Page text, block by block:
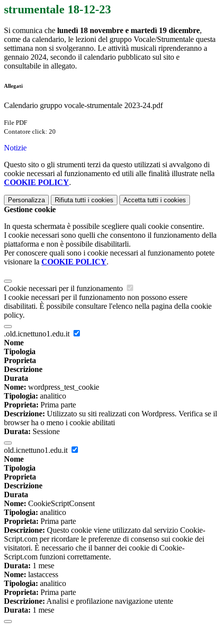
strumentale 18-12-23
Si comunica che lunedì 18 novembre e martedì 19 dicembre,
come da calendario, le lezioni del gruppo Vocale/Strumentale questa
settimana non si svolgeranno. Le attività musicali riprenderanno a
gennaio 2024, secondo il calendario pubblicato sul sito e
consultabile in allegato.
Allegati
Calendario gruppo vocale-strumentale 2023-24.pdf
File PDF
Contatore click: 20
Notizie
Questo sito o gli strumenti terzi da questo utilizzati si avvalgono di
cookie necessari al funzionamento ed utili alle finalità illustrate nella
COOKIE POLICY.
Personalizza Rifiuta tutti i cookies Accetta tutti i cookies
Gestione cookie
In questa schermata è possibile scegliere quali cookie consentire.
I cookie necessari sono quelli che consentono il funzionamento della
piattaforma e non è possibile disabilitarli.
Per conoscere quali sono i cookie necessari al funzionamento potete
visionare la COOKIE POLICY.
Cookie necessari per il funzionamento
I cookie necessari per il funzionamento non possono essere
disabilitati. È possibile consultare l'elenco nella pagina della cookie
policy.
.old.icnettuno1.edu.it
Nome
Tipologia
Proprieta
Descrizione
Durata
Nome: wordpress_test_cookie
Tipologia: analitico
Proprieta: Prima parte
Descrizione: Utilizzato su siti realizzati con Wordpress. Verifica se il
browser ha o meno i cookie abilitati
Durata: Sessione
old.icnettuno1.edu.it
Nome
Tipologia
Proprieta
Descrizione
Durata
Nome: CookieScriptConsent
Tipologia: analitico
Proprieta: Prima parte
Descrizione: Questo cookie viene utilizzato dal servizio Cookie-
Script.com per ricordare le preferenze di consenso sui cookie dei
visitatori. È necessario che il banner dei cookie di Cookie-
Script.com funzioni correttamente.
Durata: 1 mese
Nome: lastaccess
Tipologia: analitico
Proprieta: Prima parte
Descrizione: Analisi e profilazione navigazione utente
Durata: 1 mese